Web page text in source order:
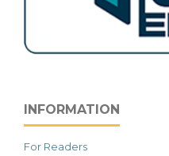
INFORMATION
For Readers